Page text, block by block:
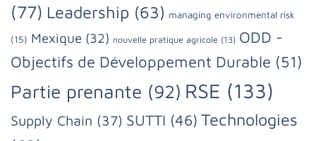
(77) Leadership (63) managing environmental risk
(15) Mexique (32) nouvelle pratique agricole (13) ODD -
Objectifs de Développement Durable (51)
Partie prenante (92) RSE (133)
Supply Chain (37) SUTTI (46) Technologies